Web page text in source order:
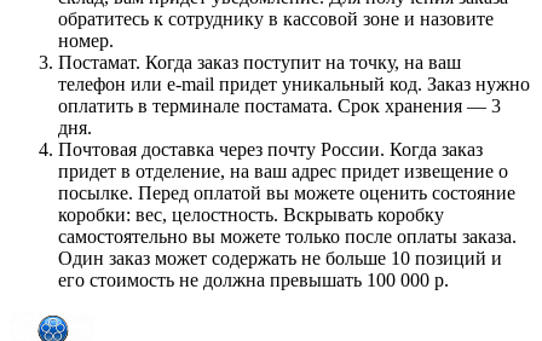
обратитесь к сотруднику в кассовой зоне и назовите
номер.
Постамат. Когда заказ поступит на точку, на ваш
телефон или e-mail придет уникальный код. Заказ нужно
оплатить в терминале постамата. Срок хранения — 3
дня.
Почтовая доставка через почту России. Когда заказ
придет в отделение, на ваш адрес придет извещение о
посылке. Перед оплатой вы можете оценить состояние
коробки: вес, целостность. Вскрывать коробку
самостоятельно вы можете только после оплаты заказа.
Один заказ может содержать не больше 10 позиций и
его стоимость не должна превышать 100 000 р.